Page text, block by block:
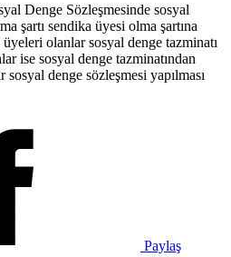
Denge Sözleşmesinde sosyal
şartı sendika üyesi olma şartına
olanlar sosyal denge tazminatı
ise sosyal denge tazminatından
denge sözleşmesi yapılması
Paylaş